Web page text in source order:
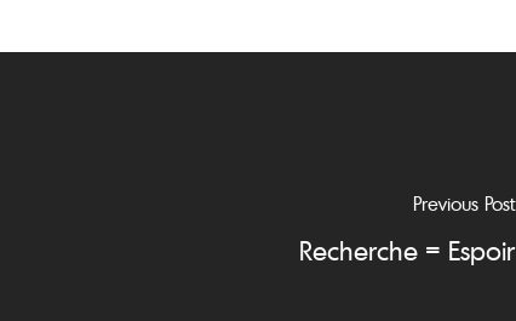
Previous Post
Recherche = Espoir